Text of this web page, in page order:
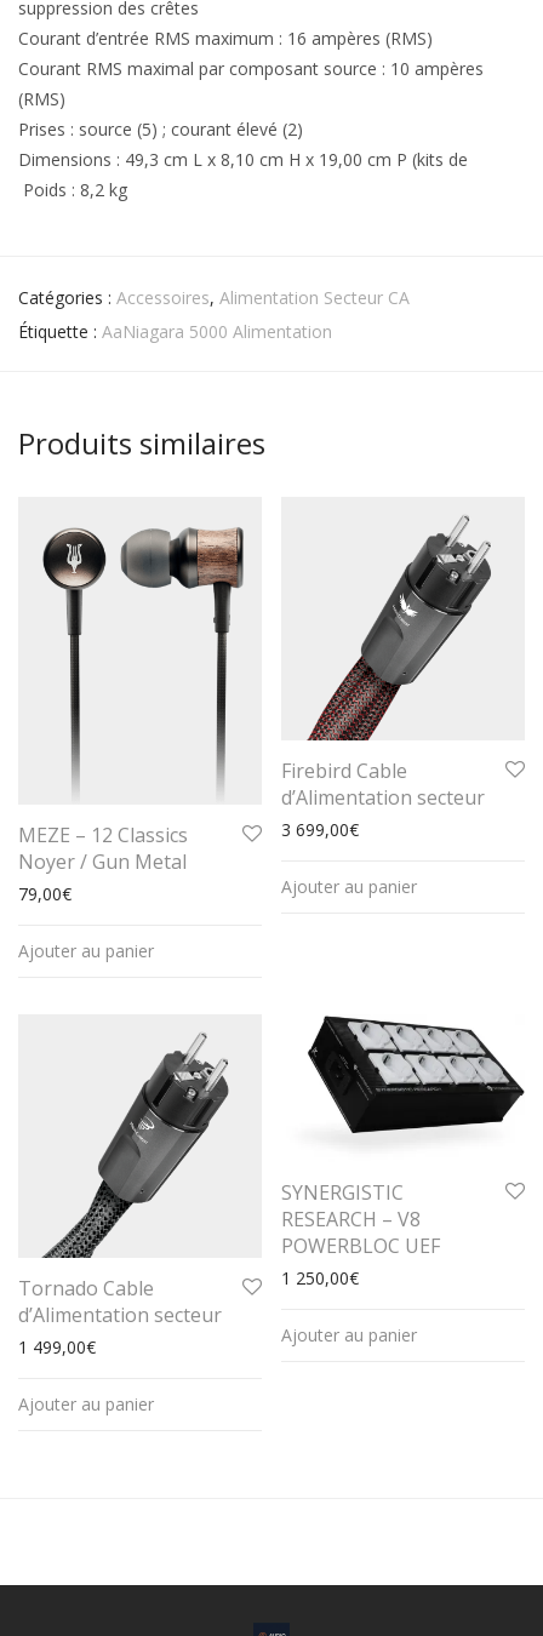
suppression des crêtes
Courant d’entrée RMS maximum : 16 ampères (RMS)
Courant RMS maximal par composant source : 10 ampères
(RMS)
Prises : source (5) ; courant élevé (2)
Dimensions : 49,3 cm L x 8,10 cm H x 19,00 cm P (kits de
Poids : 8,2 kg
Catégories : Accessoires, Alimentation Secteur CA
Étiquette : AaNiagara 5000 Alimentation
Produits similaires
MEZE – 12 Classics
Noyer / Gun Metal
79,00€
Ajouter au panier
Firebird Cable
d’Alimentation secteur
3 699,00€
Ajouter au panier
Tornado Cable
d’Alimentation secteur
1 499,00€
Ajouter au panier
SYNERGISTIC
RESEARCH – V8
POWERBLOC UEF
1 250,00€
Ajouter au panier